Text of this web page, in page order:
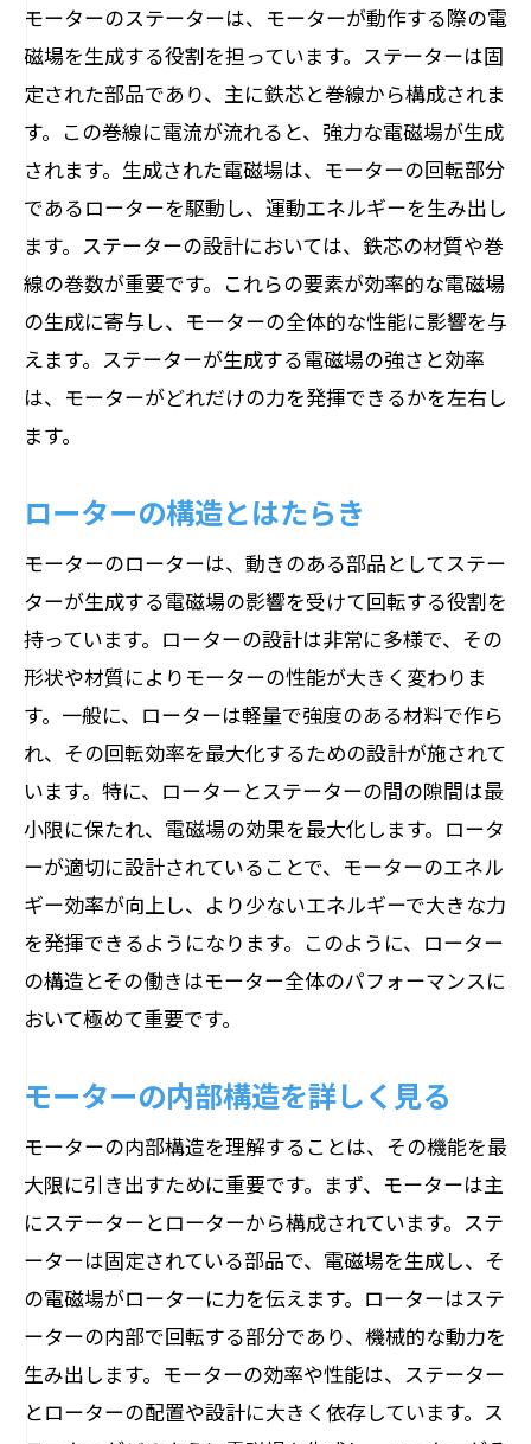
電磁誘導の原理と応用
モーター内の電流と磁場の関係
回転運動が生まれるプロセス
モーターの動作原理を完全解説
エネルギー変換の実例を紹介
初心者必見！モーターの動作原理を簡単に学
ぶ方法
モーター学習に役立つ基本知識
簡単に理解できるモーターの動作
初心者向けモーター理解のステップ
モーター学習に不可欠なポイント
現代生活に欠かせないモーターの応用例を紹
介
家庭で活躍するモーターの事例
産業界でのモーター利用の実態
交通機関におけるモーターの役割
日常生活とモーターの関係
最新技術におけるモーターの応用
エネルギー効率の高いモーターの事例
ステーターとローターの関係性が生み出す力
とは
ステーターとローターの相互作用
磁場が生む力のメカニズム
モーターの推進力の源泉を解明
電磁力がもたらす動力変換
ローター回転の動的プロセス
モーター出力を左右する要因
モーターの秘密を解き明かす！電気エネルギ
ーの変換プロセス
エネルギー変換の基本プロセス
電力から動力へ変わる瞬間
モーター内のエネルギー効率の向上
モーターのステーターは、モーターが動作する際の電
磁場を生成する役割を担っています。ステーターは固
定された部品であり、主に鉄芯と巻線から構成されま
す。この巻線に電流が流れると、強力な電磁場が生成
されます。生成された電磁場は、モーターの回転部分
であるローターを駆動し、運動エネルギーを生み出し
ます。ステーターの設計においては、鉄芯の材質や巻
線の巻数が重要です。これらの要素が効率的な電磁場
の生成に寄与し、モーターの全体的な性能に影響を与
えます。ステーターが生成する電磁場の強さと効率
は、モーターがどれだけの力を発揮できるかを左右し
ます。
ローターの構造とはたらき
モーターのローターは、動きのある部品としてステー
ターが生成する電磁場の影響を受けて回転する役割を
持っています。ローターの設計は非常に多様で、その
形状や材質によりモーターの性能が大きく変わりま
す。一般に、ローターは軽量で強度のある材料で作ら
れ、その回転効率を最大化するための設計が施されて
います。特に、ローターとステーターの間の隙間は最
小限に保たれ、電磁場の効果を最大化します。ロータ
ーが適切に設計されていることで、モーターのエネル
ギー効率が向上し、より少ないエネルギーで大きな力
を発揮できるようになります。このように、ローター
の構造とその働きはモーター全体のパフォーマンスに
おいて極めて重要です。
モーターの内部構造を詳しく見る
モーターの内部構造を理解することは、その機能を最
大限に引き出すために重要です。まず、モーターは主
にステーターとローターから構成されています。ステ
ーターは固定されている部品で、電磁場を生成し、そ
の電磁場がローターに力を伝えます。ローターはステ
ーターの内部で回転する部分であり、機械的な動力を
生み出します。モーターの効率や性能は、ステーター
とローターの配置や設計に大きく依存しています。ス